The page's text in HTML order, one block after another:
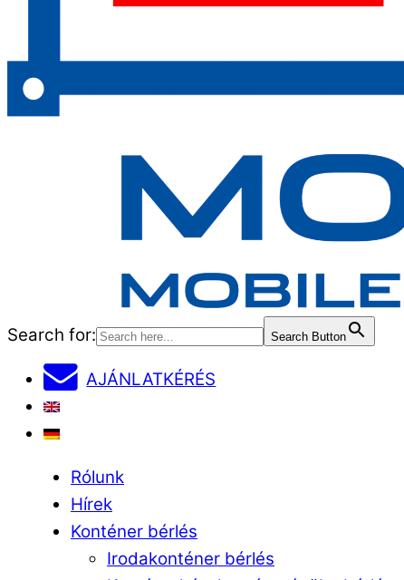
Search for: Search Button
AJÁNLATKÉRÉS
EN
DE
MenuRólunk
Hírek
Konténer bérlés
Irodakonténer bérlés